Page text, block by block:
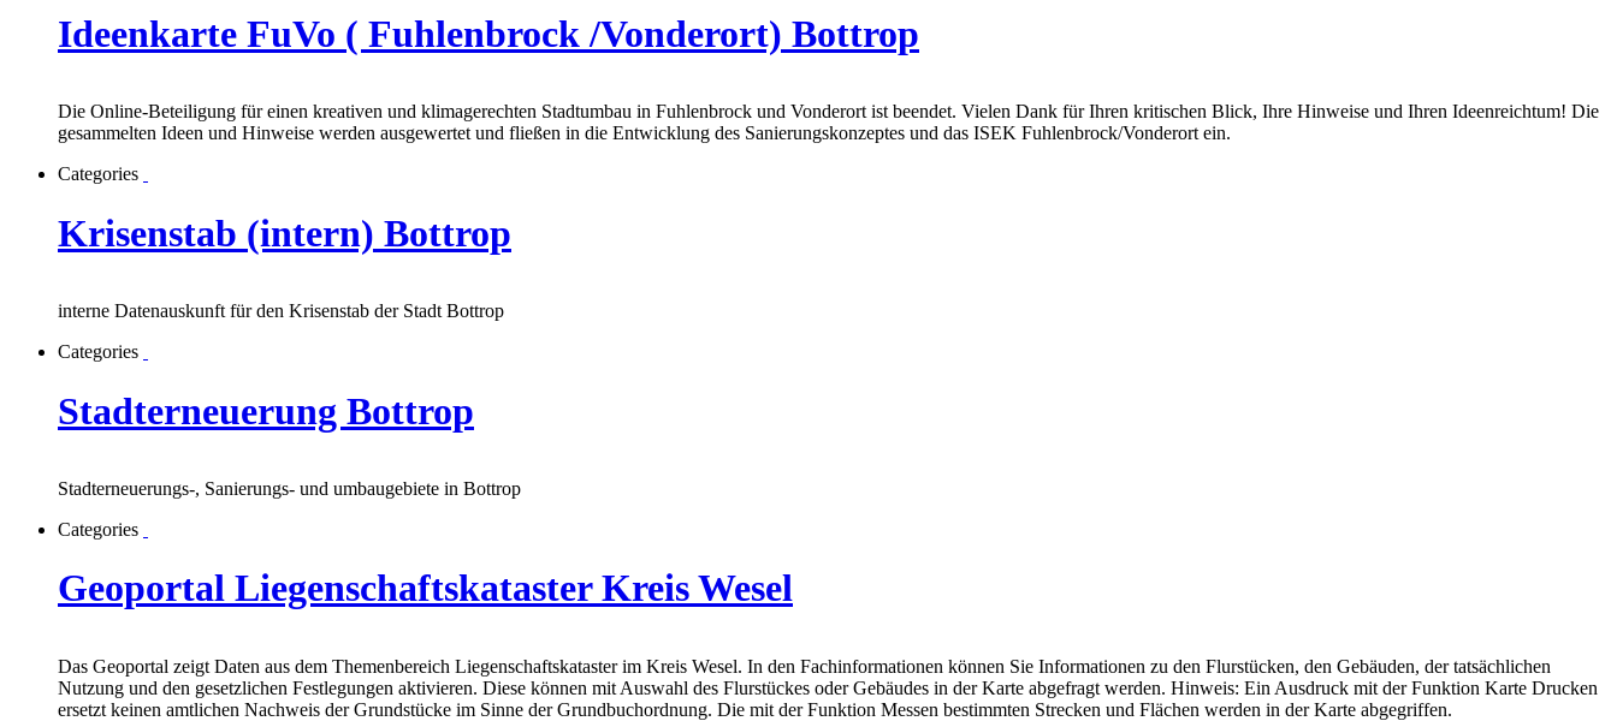
Ideenkarte FuVo ( Fuhlenbrock /Vonderort) Bottrop
Die Online-Beteiligung für einen kreativen und klimagerechten Stadtumbau in Fuhlenbrock und Vonderort ist beendet. Vielen Dank für Ihren kritischen Blick, Ihre Hinweise und Ihren Ideenreichtum! Die
gesammelten Ideen und Hinweise werden ausgewertet und fließen in die Entwicklung des Sanierungskonzeptes und das ISEK Fuhlenbrock/Vonderort ein.
Categories
Krisenstab (intern) Bottrop
interne Datenauskunft für den Krisenstab der Stadt Bottrop
Categories
Stadterneuerung Bottrop
Stadterneuerungs-, Sanierungs- und umbaugebiete in Bottrop
Categories
Geoportal Liegenschaftskataster Kreis Wesel
Das Geoportal zeigt Daten aus dem Themenbereich Liegenschaftskataster im Kreis Wesel. In den Fachinformationen können Sie Informationen zu den Flurstücken, den Gebäuden, der tatsächlichen
Nutzung und den gesetzlichen Festlegungen aktivieren. Diese können mit Auswahl des Flurstückes oder Gebäudes in der Karte abgefragt werden. Hinweis: Ein Ausdruck mit der Funktion Karte Drucken
ersetzt keinen amtlichen Nachweis der Grundstücke im Sinne der Grundbuchordnung. Die mit der Funktion Messen bestimmten Strecken und Flächen werden in der Karte abgegriffen.